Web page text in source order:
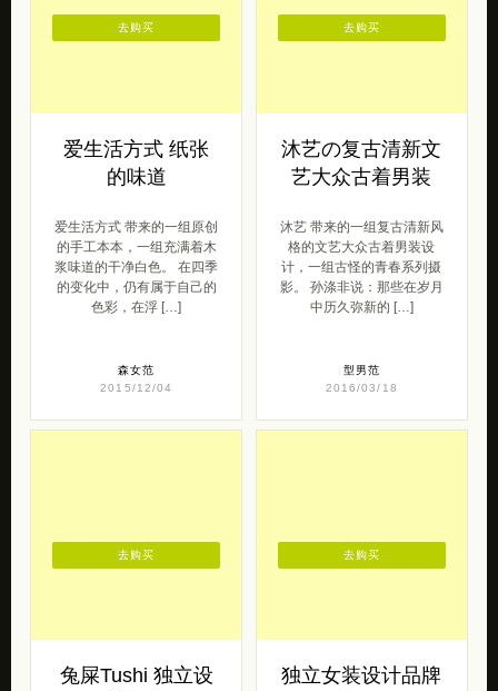
爱生活方式 纸张
的味道
爱生活方式 带来的一组原创
的手工本本，一组充满着木
浆味道的干净白色。 在四季
的变化中，仍有属于自己的
色彩，在浮 […]
森女范
2015/12/04
去购买
沐艺の复古清新文
艺大众古着男装
沐艺 带来的一组复古清新风
格的文艺大众古着男装设
计，一组古怪的青春系列摄
影。 孙涤非说：那些在岁月
中历久弥新的 […]
型男范
2016/03/18
去购买
兔屎Tushi 独立设
去购买
独立女装设计品牌
去购买